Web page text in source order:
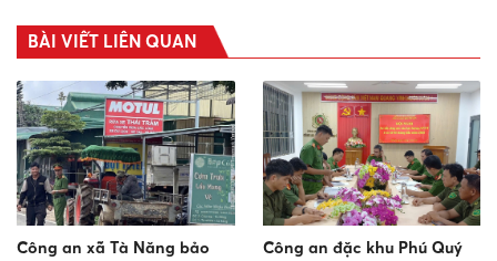
BÀI VIẾT LIÊN QUAN
Công an xã Tà Năng bảo
Công an đặc khu Phú Quý